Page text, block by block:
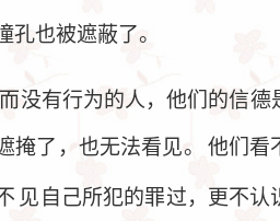
孔也被遮蔽了。
没有行为的人，他们的信德
掩了，也无法看见。 他们看
见自己所犯的罪过，更不